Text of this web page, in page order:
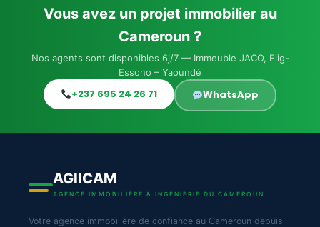
Vous avez un projet immobilier au
Cameroun ?
Nos agents sont disponibles 6j/7 — Immeuble JACO, Elig-
Essono – Yaoundé
+237 695 24 26 71 WhatsApp
AGIICAM
AGENCE IMMOBILIÈRE & INGÉNIERIE DU CAMEROUN
Votre agence immobilière de confiance au Cameroun depuis